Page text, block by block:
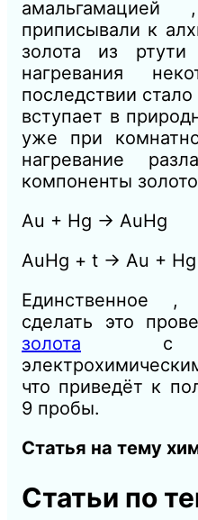
приписывали к
золота из
нагревания
последствии
вступает в
уже при
нагревание
компоненты
Au + Hg → AuHg
AuHg + t → Au + Hg
Единственное
сделать это
золота с
что приведёт к
9 пробы.
Статья на тему
Статьи по